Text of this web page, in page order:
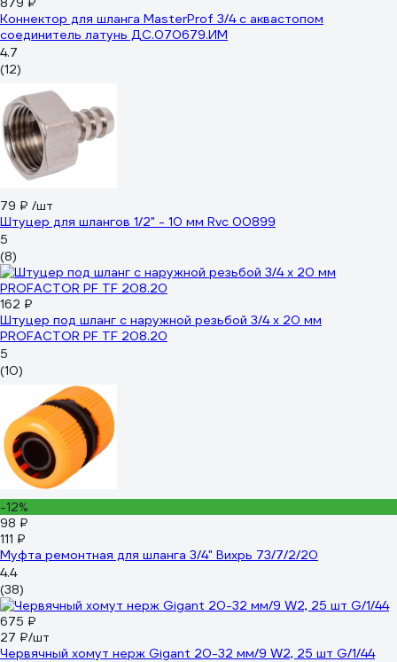
Коннектор для шланга MasterProf 3/4 с аквастопом
соединитель латунь ДС.070679.ИМ
4.7
(12)
79 ₽ /шт
Штуцер для шлангов 1/2" - 10 мм Rvc 00899
5
(8)
162 ₽
Штуцер под шланг с наружной резьбой 3/4 х 20 мм
PROFACTOR PF TF 208.20
5
(10)
-12%
98 ₽
111 ₽
Муфта ремонтная для шланга 3/4" Вихрь 73/7/2/20
4.4
(38)
675 ₽
27 ₽/шт
Червячный хомут нерж Gigant 20-32 мм/9 W2, 25 шт G/1/44